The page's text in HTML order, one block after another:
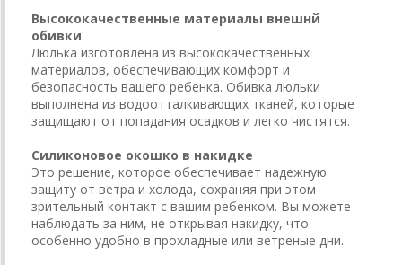
Высококачественные материалы внешнй
обивки
Люлька изготовлена из высококачественных
материалов, обеспечивающих комфорт и
безопасность вашего ребенка. Обивка люльки
выполнена из водоотталкивающих тканей, которые
защищают от попадания осадков и легко чистятся.
Силиконовое окошко в накидке
Это решение, которое обеспечивает надежную
защиту от ветра и холода, сохраняя при этом
зрительный контакт с вашим ребенком. Вы можете
наблюдать за ним, не открывая накидку, что
особенно удобно в прохладные или ветреные дни.